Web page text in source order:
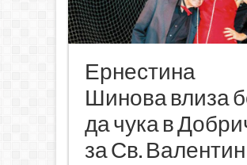
Ернестина
Шинова влиза
да чука в
за Св. Валентин